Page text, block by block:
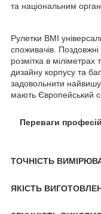
та національним
Рулетки BMI
споживачів. Поздовжні
розмітка в міліметрах
дизайну корпусу та
задовольнити
мають Європейський
Переваги
ТОЧНІСТЬ
ЯКІСТЬ